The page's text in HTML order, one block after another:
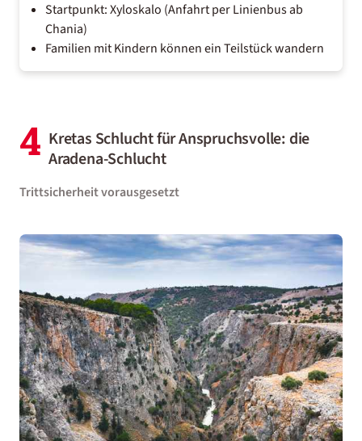
Startpunkt: Xyloskalo (Anfahrt per Linienbus ab
Chania)
Familien mit Kindern können ein Teilstück wandern
4 Kretas Schlucht für Anspruchsvolle: die
Aradena-Schlucht
Trittsicherheit vorausgesetzt